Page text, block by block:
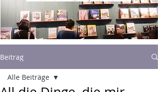
Beitrag
Alle Beiträge